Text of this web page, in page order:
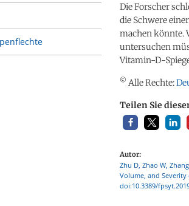
Die Forscher
die Schwere
machen könnte.
untersuchen
Vitamin-D-
© Alle Rechte:
Teilen Sie
Autor:
Zhu D, Zhao W,
Volume, and
doi:10.3389/